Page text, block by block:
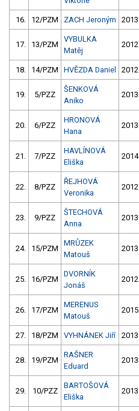
16. 12/PZM ZACH Jeroným 2013
17. 13/PZM
VYBULKA
Matěj
2012
18. 14/PZM HVĚZDA Daniel 2012
19. 5/PZZ
ŠENKOVÁ
Aniko
2013
20. 6/PZZ
HRONOVÁ
Hana
2013
21. 7/PZZ
HAVLÍNOVÁ
Eliška
2014
22. 8/PZZ
ŘEJHOVÁ
Veronika
2012
23. 9/PZZ
ŠTECHOVÁ
Anna
2013
24. 15/PZM
MRŮZEK
Matouš
2013
25. 16/PZM
DVORNÍK
Jonáš
2012
26. 17/PZM
MERENUS
Matouš
2015
27. 18/PZM VYHNÁNEK Jiří 2013
28. 19/PZM
RAŠNER
Eduard
2013
29. 10/PZZ
BARTOŠOVÁ
Eliška
2013